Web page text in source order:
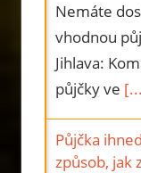
Nemáte
vhodnou
Jihlava:
půjčky ve
Půjčka
způsob, jak